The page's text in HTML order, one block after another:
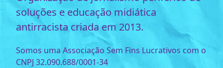
soluções e educação midiática
antirracista criada em 2013.
Somos uma Associação Sem Fins Lucrativos com o
CNPJ 32.090.688/0001-34